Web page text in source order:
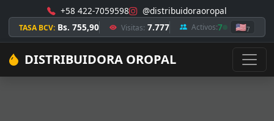
+58 422-7059598 @distribuidoraoropal
TASA BCV: Bs. 755,90 Visitas: 7.777 Activos:7 🇺🇸7
DISTRIBUIDORA OROPAL